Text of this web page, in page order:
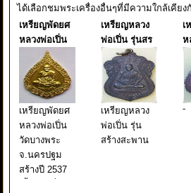
ได้เลือกชมพระเครื่องอื่นๆที่มีความใกล้เคียง
เหรียญพัดยศ
หลวงพ่อเปิ่น
เหรียญพัดยศ
หลวงพ่อเปิ่น
วัดบางพระ
จ.นครปฐม
สร้างปี 2537
เหรียญหลวง
พ่อเปิ่น รุ่นสร
เหรียญหลวง
พ่อเปิ่น รุ่น
สร้างสะพาน
เ
ห
-